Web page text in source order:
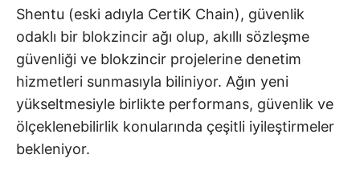
Shentu (eski adıyla CertiK Chain), güvenlik
odaklı bir blokzincir ağı olup, akıllı sözleşme
güvenliği ve blokzincir projelerine denetim
hizmetleri sunmasıyla biliniyor. Ağın yeni
yükseltmesiyle birlikte performans, güvenlik ve
ölçeklenebilirlik konularında çeşitli iyileştirmeler
bekleniyor.